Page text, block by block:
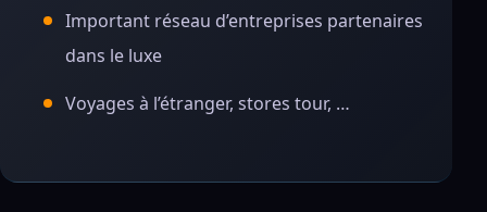
Important réseau d’entreprises partenaires
dans le luxe
Voyages à l’étranger, stores tour, …